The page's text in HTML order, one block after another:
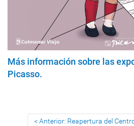
Más información sobre las
Picasso.
Anterior: Reapertura del